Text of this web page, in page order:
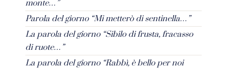
monte…”
Parola del giorno “Mi metterò di sentinella…”
La parola del giorno “Sibilo di frusta, fracasso
di ruote…”
La parola del giorno “Rabbì, è bello per noi